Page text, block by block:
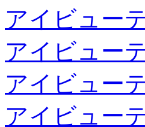
アイビュー
アイビュー
アイビュー
アイビュー